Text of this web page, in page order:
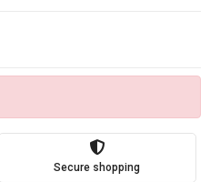
Secure shopping